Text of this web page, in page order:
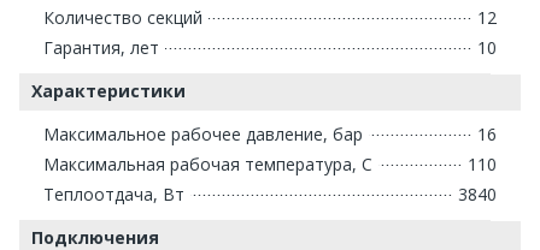
Количество секций
12
Гарантия, лет
10
Характеристики
Максимальное рабочее давление, бар
16
Максимальная рабочая температура, С
110
Теплоотдача, Вт
3840
Подключения